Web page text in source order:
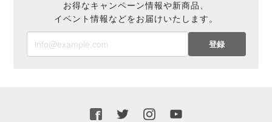
お得なキャンペーン情報や新商品、
イベント情報などをお届けいたします。
登録